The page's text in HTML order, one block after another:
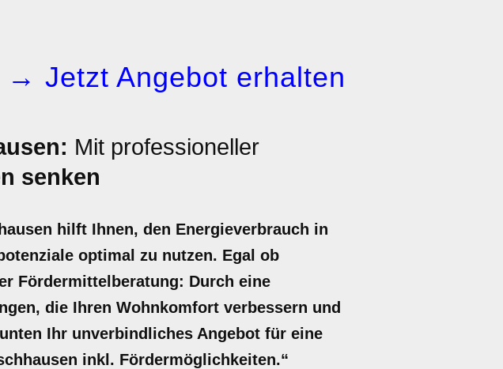
→ Jetzt Angebot erhalten
Mit professioneller
senken
hilft Ihnen, den Energieverbrauch in
optimal zu nutzen. Egal ob
Fördermittelberatung: Durch eine
die Ihren Wohnkomfort verbessern und
Ihr unverbindliches Angebot für eine
inkl. Fördermöglichkeiten.“